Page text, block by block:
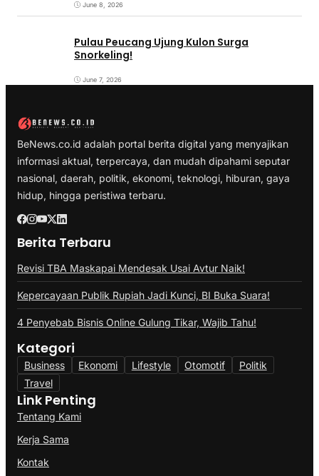
June 8, 2026
Pulau Peucang Ujung Kulon Surga
Snorkeling!
June 7, 2026
BeNews.co.id adalah portal berita digital yang menyajikan
informasi aktual, terpercaya, dan mudah dipahami seputar
nasional, daerah, politik, ekonomi, teknologi, hiburan, gaya
hidup, hingga peristiwa terbaru.
Berita Terbaru
Revisi TBA Maskapai Mendesak Usai Avtur Naik!
Kepercayaan Publik Rupiah Jadi Kunci, BI Buka Suara!
4 Penyebab Bisnis Online Gulung Tikar, Wajib Tahu!
Kategori
Business Ekonomi Lifestyle Otomotif
Politik
Travel
Link Penting
Tentang Kami
Kerja Sama
Kontak